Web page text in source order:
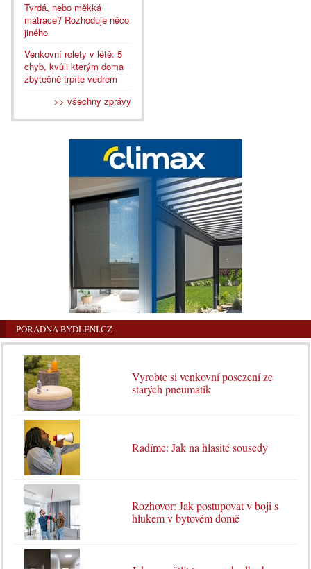
Tvrdá, nebo měkká
matrace? Rozhoduje něco
jiného
Venkovní rolety v létě: 5
chyb, kvůli kterým doma
zbytečně trpíte vedrem
>> všechny zprávy
PORADNA BYDLENÍ.CZ
Vyrobte si venkovní posezení ze
starých pneumatik
Radíme: Jak na hlasité sousedy
Rozhovor: Jak postupovat v boji s
hlukem v bytovém domě